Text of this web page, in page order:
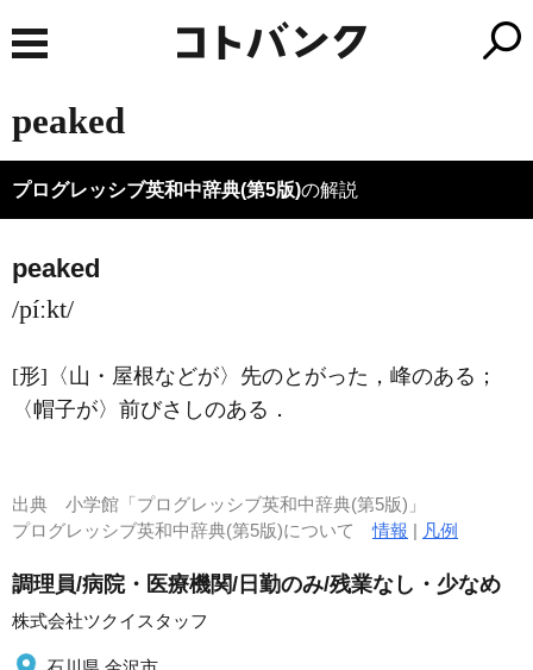
peaked
プログレッシブ英和中辞典(第5版)の解説
peaked
/píːkt/
[形] 〈山・屋根などが〉先のとがった，峰のある；
〈帽子が〉前びさしのある ．
出典 小学館「プログレッシブ英和中辞典(第5版)」
プログレッシブ英和中辞典(第5版)について情報 | 凡例
調理員/病院・医療機関/日勤のみ/残業なし・少なめ
株式会社ツクイスタッフ